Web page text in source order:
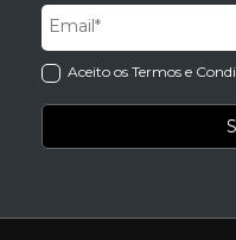
Aceito os Termos e